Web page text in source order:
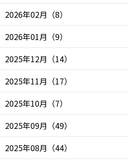
2026年02月 （8）
2026年01月 （9）
2025年12月 （14）
2025年11月 （17）
2025年10月 （7）
2025年09月 （49）
2025年08月 （44）